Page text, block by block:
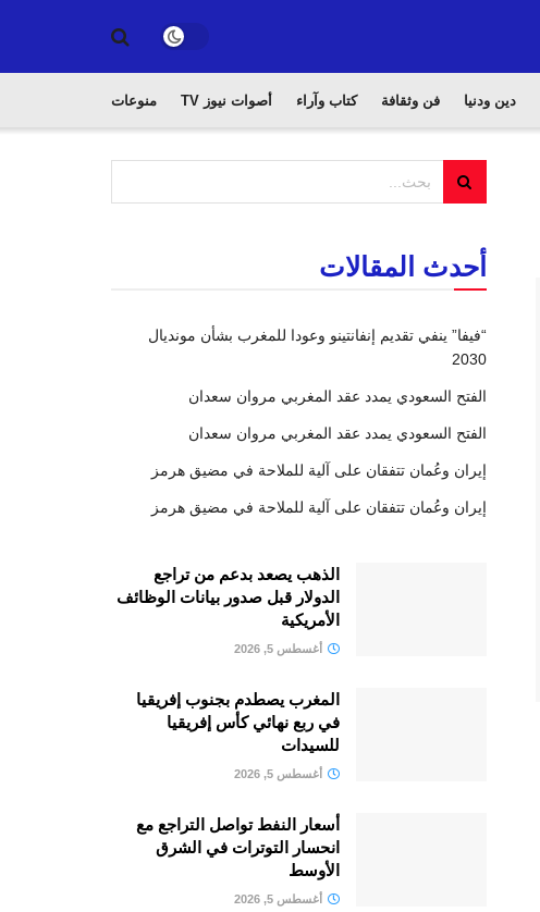
دين ودنيا فن وثقافة كتاب وآراء أصوات نيوز TV منوعات
أحدث المقالات
“فيفا” ينفي تقديم إنفانتينو وعودا للمغرب بشأن مونديال
2030
الفتح السعودي يمدد عقد المغربي مروان سعدان
الفتح السعودي يمدد عقد المغربي مروان سعدان
إيران وعُمان تتفقان على آلية للملاحة في مضيق هرمز
إيران وعُمان تتفقان على آلية للملاحة في مضيق هرمز
الذهب يصعد بدعم من تراجع
الدولار قبل صدور بيانات الوظائف
الأمريكية
أغسطس 5, 2026
المغرب يصطدم بجنوب إفريقيا
في ربع نهائي كأس إفريقيا
للسيدات
أغسطس 5, 2026
أسعار النفط تواصل التراجع مع
انحسار التوترات في الشرق
الأوسط
أغسطس 5, 2026